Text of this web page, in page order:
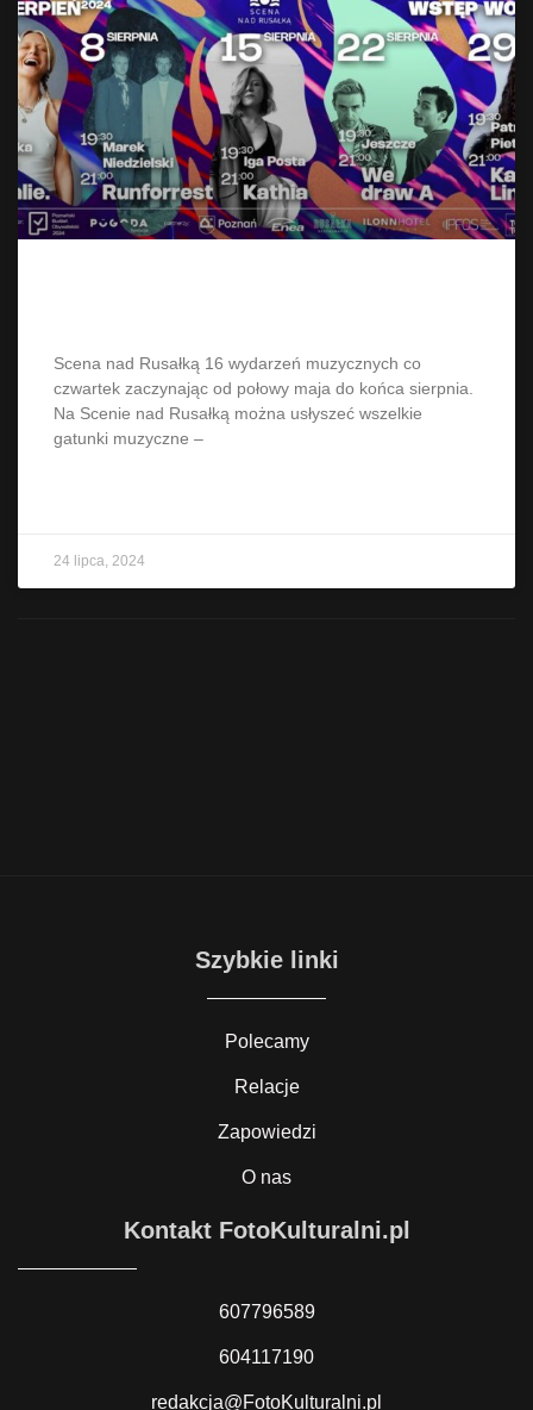
Scena nad Rusałką 16 wydarzeń muzycznych co
czwartek zaczynając od połowy maja do końca sierpnia.
Na Scenie nad Rusałką można usłyszeć wszelkie
gatunki muzyczne –
24 lipca, 2024
Szybkie linki
Polecamy
Relacje
Zapowiedzi
O nas
Kontakt FotoKulturalni.pl
607796589
604117190
redakcja@FotoKulturalni.pl